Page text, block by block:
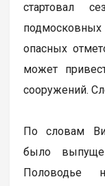
стартовал
опасных
может
сооружений.
По словам
было
Половодье